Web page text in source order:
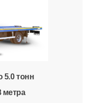
5.0 тонн
метра